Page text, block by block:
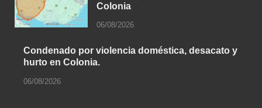
Colonia
06/08/2026
Condenado por violencia doméstica, desacato y
hurto en Colonia.
06/08/2026